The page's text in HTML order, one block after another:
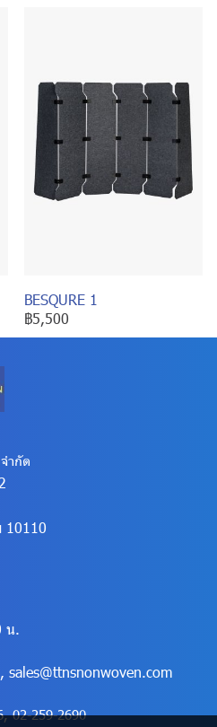
BESQURE 1
฿5,500
ำกัด
10110
น.
, sales@ttnsnonwoven.com
,02-259-2690